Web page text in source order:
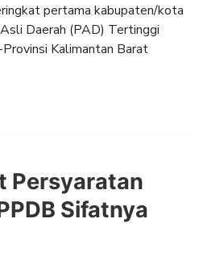
Daerah (PAD) Tertinggi
Kalimantan Barat
Persyaratan
Sifatnya